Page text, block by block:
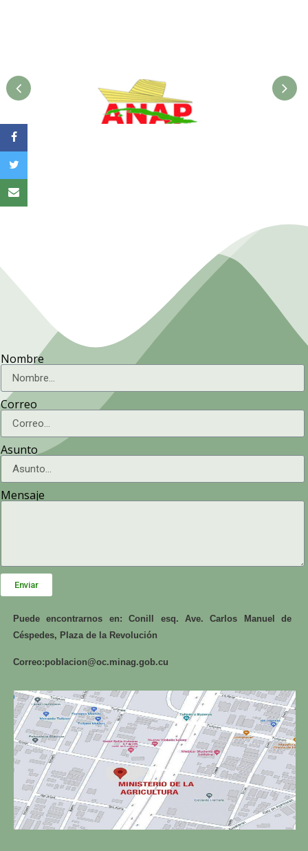
Nombre
Correo
Asunto
Mensaje
Enviar
Puede encontrarnos en: Conill esq. Ave. Carlos Manuel de
Céspedes, Plaza de la Revolución
Correo:poblacion@oc.minag.gob.cu